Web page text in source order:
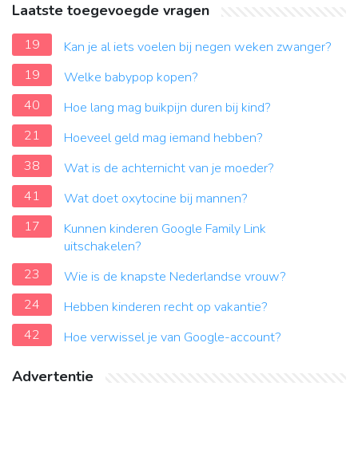
Laatste toegevoegde vragen
19
Kan je al iets voelen bij negen weken zwanger?
19
Welke babypop kopen?
40
Hoe lang mag buikpijn duren bij kind?
21
Hoeveel geld mag iemand hebben?
38
Wat is de achternicht van je moeder?
41
Wat doet oxytocine bij mannen?
17
Kunnen kinderen Google Family Link
uitschakelen?
23
Wie is de knapste Nederlandse vrouw?
24
Hebben kinderen recht op vakantie?
42
Hoe verwissel je van Google-account?
Advertentie